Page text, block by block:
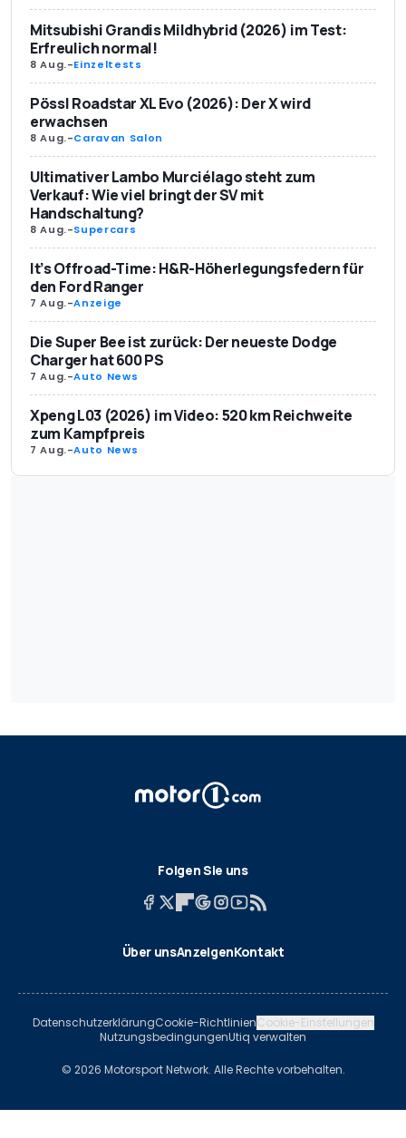
Mitsubishi Grandis Mildhybrid (2026) im Test:
Erfreulich normal!
8 Aug.-Einzeltests
Pössl Roadstar XL Evo (2026): Der X wird
erwachsen
8 Aug.-Caravan Salon
Ultimativer Lambo Murciélago steht zum
Verkauf: Wie viel bringt der SV mit
Handschaltung?
8 Aug.-Supercars
It’s Offroad-Time: H&R-Höherlegungsfedern für
den Ford Ranger
7 Aug.-Anzeige
Die Super Bee ist zurück: Der neueste Dodge
Charger hat 600 PS
7 Aug.-Auto News
Xpeng L03 (2026) im Video: 520 km Reichweite
zum Kampfpreis
7 Aug.-Auto News
Folgen Sie uns
Über unsAnzeigenKontakt
DatenschutzerklärungCookie-RichtlinienCookie-Einstellungen
NutzungsbedingungenUtiq verwalten
© 2026 Motorsport Network. Alle Rechte vorbehalten.